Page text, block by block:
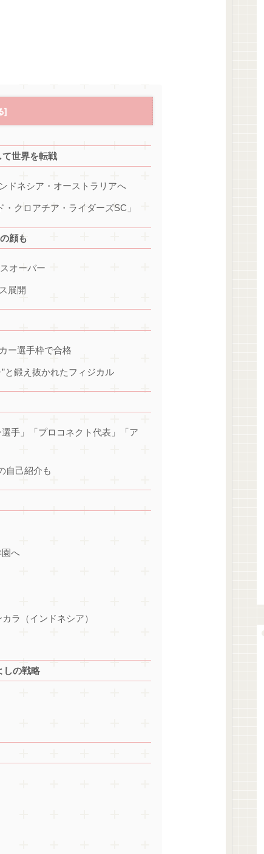
世界を転戦
ドネシア・オーストラリアへ
クロアチア・ライダーズSC」
顔も
オーバー
展開
ー選手枠で合格
と鍛え抜かれたフィジカル
手」「プロコネクト代表」「ア
自己紹介も
園へ
ラ（インドネシア）
しの戦略